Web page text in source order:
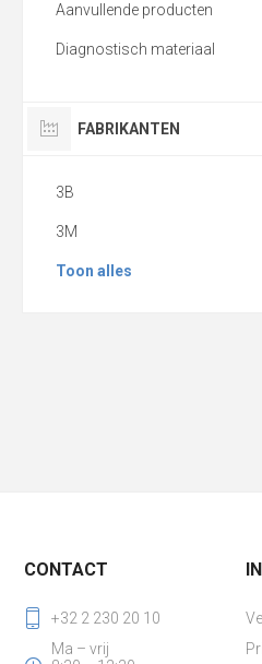
Aanvullende producten
Diagnostisch materiaal
FABRIKANTEN
3B
3M
Toon alles
CONTACT
+32 2 230 20 10
Ma – vrij